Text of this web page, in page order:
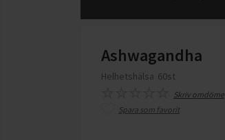
Ashwagandha
Helhetshälsa 60st
Skriv omdöme
Spara som favorit